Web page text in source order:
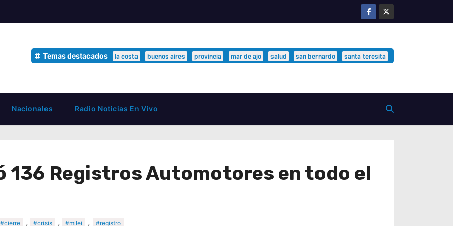
Temas destacados la costa buenos aires provincia mar de ajo salud san bernardo santa teresita
Nacionales Radio Noticias En Vivo
136 Registros Automotores en todo el
#cierre , #crisis , #milei , #registro